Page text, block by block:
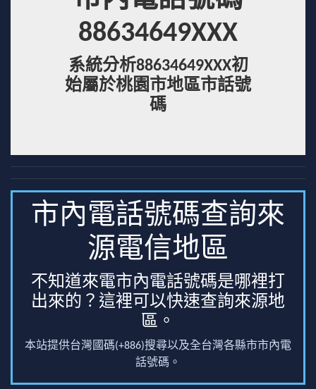
88634649XXX
系統分析88634649XXX初
始屬於桃園市地區市話號
碼
市內電話號碼查詢來
源電信地區
不知道來電市內電話號碼是哪裡打
出來的？這裡可以快速查詢來源地
區。
本站提供台灣國碼(+886)搜尋以及全台灣各縣市市內電
話號碼。